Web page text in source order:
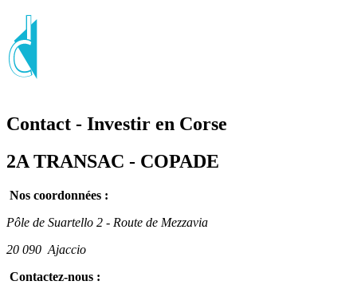
Contact - Investir en Corse
2A TRANSAC - COPADE
Nos coordonnées :
Pôle de Suartello 2 - Route de Mezzavia
20 090 Ajaccio
Contactez-nous :